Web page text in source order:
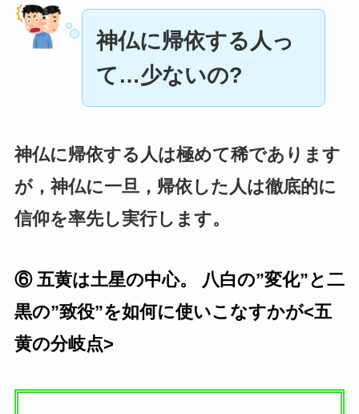
神仏に帰依する人っ
て…少ないの?
神仏に帰依する人は極めて稀であります
が，神仏に一旦，帰依した人は徹底的に
信仰を率先し実行します。
⑥ 五黄は土星の中心。 八白の”変化”と二
黒の”致役”を如何に使いこなすかが<五
黄の分岐点>